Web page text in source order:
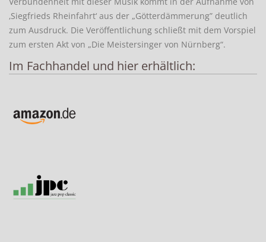
‚Siegfrieds Rheinfahrt‘ aus der „Götterdämmerung” deutlich
zum Ausdruck. Die Veröffentlichung schließt mit dem Vorspiel
zum ersten Akt von „Die Meistersinger von Nürnberg“.
Im Fachhandel und hier erhältlich: